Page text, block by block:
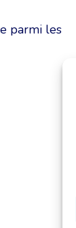
parmi les